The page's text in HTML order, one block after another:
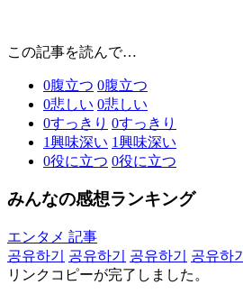
この記事を読んで…
0腹立つ 0腹立つ
0悲しい 0悲しい
0すっきり 0すっきり
1興味深い 1興味深い
0役に立つ 0役に立つ
みんなの感想ランキング
エンタメ 記事
공유하기
공유하기 공유하기 공유하기
リンクコピーが完了しました。